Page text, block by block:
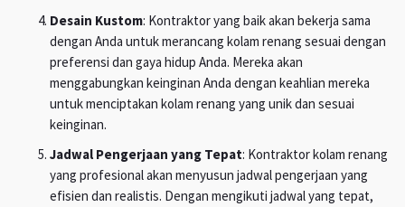
Desain Kustom: Kontraktor yang baik akan bekerja sama
dengan Anda untuk merancang kolam renang sesuai dengan
preferensi dan gaya hidup Anda. Mereka akan
menggabungkan keinginan Anda dengan keahlian mereka
untuk menciptakan kolam renang yang unik dan sesuai
keinginan.
Jadwal Pengerjaan yang Tepat: Kontraktor kolam renang
yang profesional akan menyusun jadwal pengerjaan yang
efisien dan realistis. Dengan mengikuti jadwal yang tepat,